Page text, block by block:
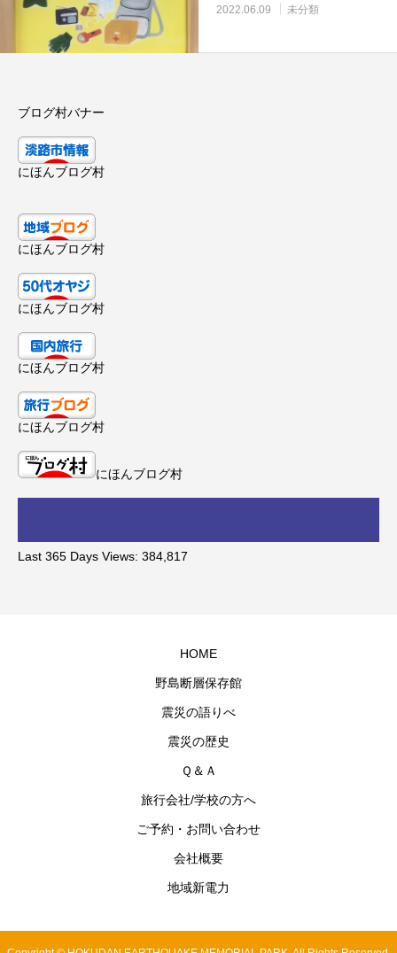
2022.06.09 未分類
ブログ村バナー
にほんブログ村
にほんブログ村
にほんブログ村
にほんブログ村
にほんブログ村
にほんブログ村
Last 365 Days Views: 384,817
HOME
野島断層保存館
震災の語りべ
震災の歴史
Ｑ＆Ａ
旅行会社/学校の方へ
ご予約・お問い合わせ
会社概要
地域新電力